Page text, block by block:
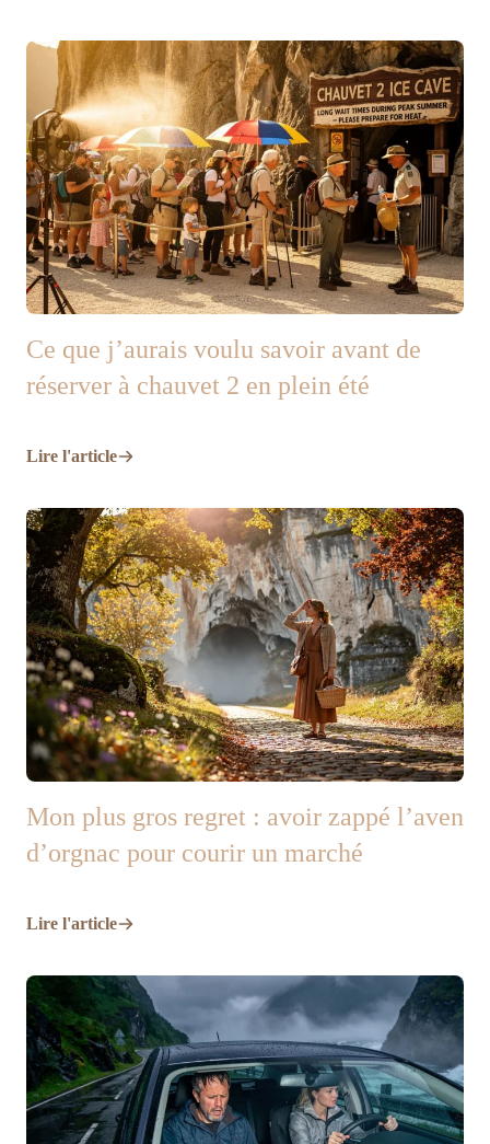
Ce que j’aurais voulu savoir avant de
réserver à chauvet 2 en plein été
Lire l'article
Mon plus gros regret : avoir zappé l’aven
d’orgnac pour courir un marché
Lire l'article